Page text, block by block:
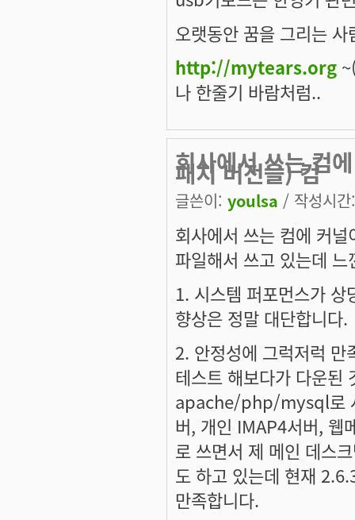
오랫동안 꿈을 그리는
http://mytears.org
나 한줄기 바람처럼..
회사에서 쓰는 컴
패치 버전을) 컴
글쓴이: youlsa / 작성시
회사에서 쓰는 컴에 커
파일해서 쓰고 있는데
1. 시스템 퍼포먼스가
향상은 정말 대단합니다.
2. 안정성에 그럭저럭 만
테스트 해보다가 다운된
apache/php/mysql로
버, 개인 IMAP4서버, 웹
로 쓰면서 제 메인 데스
도 하고 있는데 현재
만족합니다.